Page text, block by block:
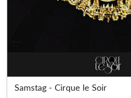
Samstag - Cirque le Soir